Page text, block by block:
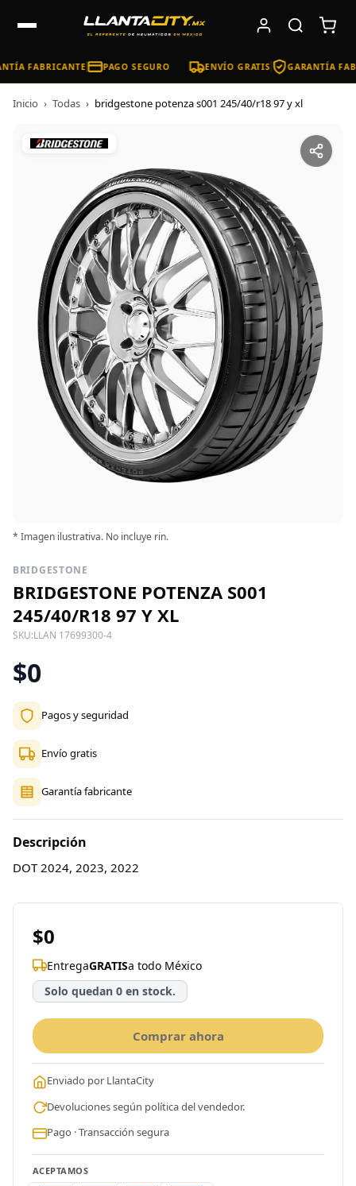
FABRICANTE PAGO SEGURO ENVÍO GRATIS GARANTÍA
Inicio › Todas › bridgestone potenza s001 245/40/r18 97 y xl
* Imagen ilustrativa. No incluye rin.
BRIDGESTONE
BRIDGESTONE POTENZA S001
245/40/R18 97 Y XL
SKU:LLAN 17699300-4
$0
Pagos y seguridad
Envío gratis
Garantía fabricante
Descripción
DOT 2024, 2023, 2022
$0
EntregaGRATISa todo México
Solo quedan 0 en stock.
Comprar ahora
Enviado por LlantaCity
Devoluciones según política del vendedor.
Pago · Transacción segura
ACEPTAMOS